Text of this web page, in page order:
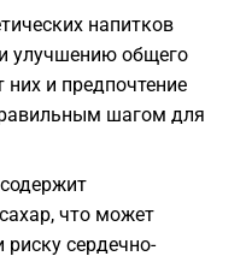
напитков
улучшению общего
них и предпочтение
шагом для
что может
риску сердечно-